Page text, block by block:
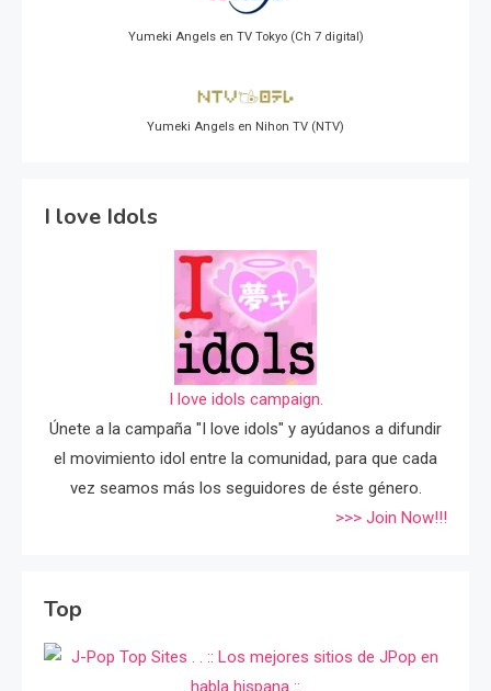
Yumeki Angels en TV Tokyo (Ch 7 digital)
Yumeki Angels en Nihon TV (NTV)
I love Idols
I love idols campaign.
Únete a la campaña "I love idols" y ayúdanos a difundir
el movimiento idol entre la comunidad, para que cada
vez seamos más los seguidores de éste género.
>>> Join Now!!!
Top